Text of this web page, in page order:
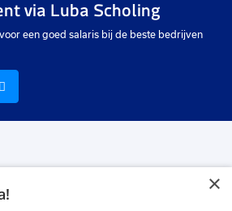
€ 2894 -€ 3130 p.m.
via Luba Scholing
een goed salaris bij de beste bedrijven
×